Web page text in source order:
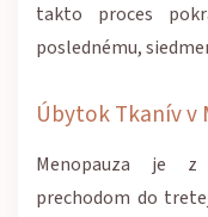
takto proces
poslednému,
Úbytok Tkanív v
Menopauza je z
prechodom do